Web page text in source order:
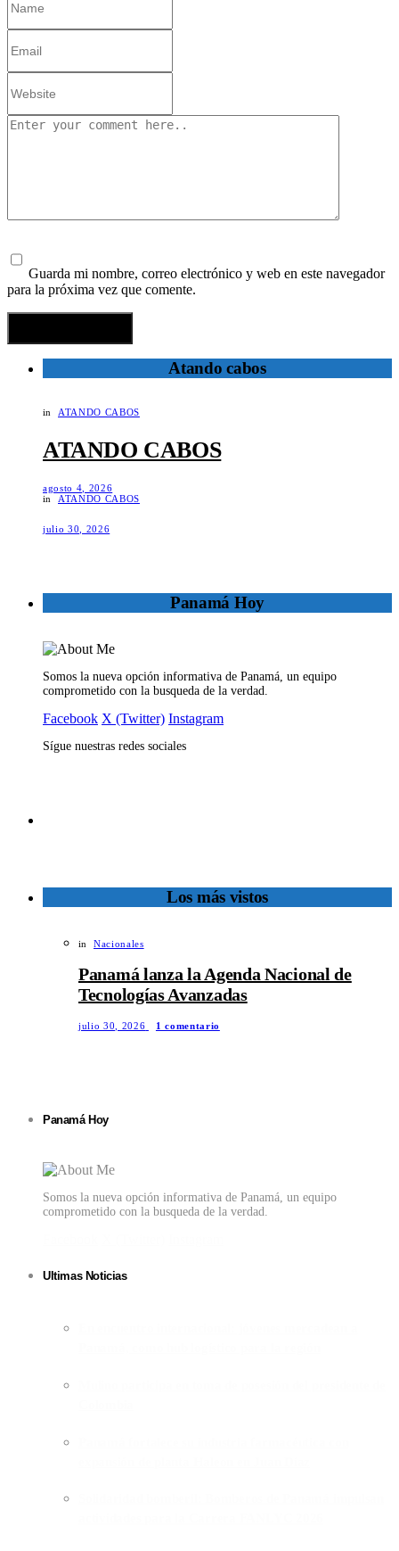
Guarda mi nombre, correo electrónico y web en este navegador
para la próxima vez que comente.
Atando cabos
in ATANDO CABOS
ATANDO CABOS
agosto 4, 2026
in
ATANDO CABOS
julio 30, 2026
Panamá Hoy
Somos la nueva opción informativa de Panamá, un equipo
comprometido con la busqueda de la verdad.
Facebook X (Twitter) Instagram
Sígue nuestras redes sociales
Los más vistos
in Nacionales
Panamá lanza la Agenda Nacional de
Tecnologías Avanzadas
julio 30, 2026 1 comentario
Panamá Hoy
Somos la nueva opción informativa de Panamá, un equipo
comprometido con la busqueda de la verdad.
Ultimas Noticias